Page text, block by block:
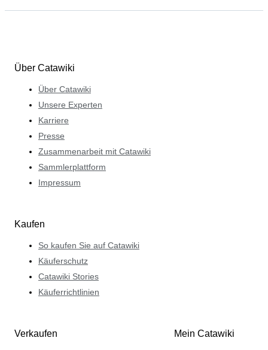
Über Catawiki
Über Catawiki
Unsere Experten
Karriere
Presse
Zusammenarbeit mit Catawiki
Sammlerplattform
Impressum
Kaufen
So kaufen Sie auf Catawiki
Käuferschutz
Catawiki Stories
Käuferrichtlinien
Verkaufen Mein Catawiki